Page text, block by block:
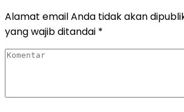
Alamat email Anda tidak akan
yang wajib ditandai *